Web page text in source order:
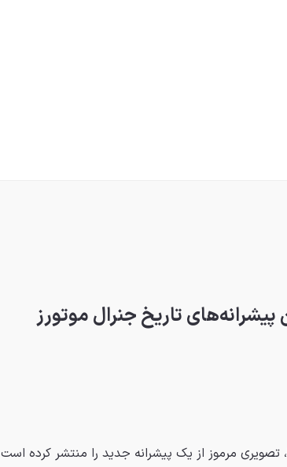
شورلت با بازنشسته کردن موتور مشهور LS9، تصویری مرموز از یک پیشرانه جدید را منتشر کرده است